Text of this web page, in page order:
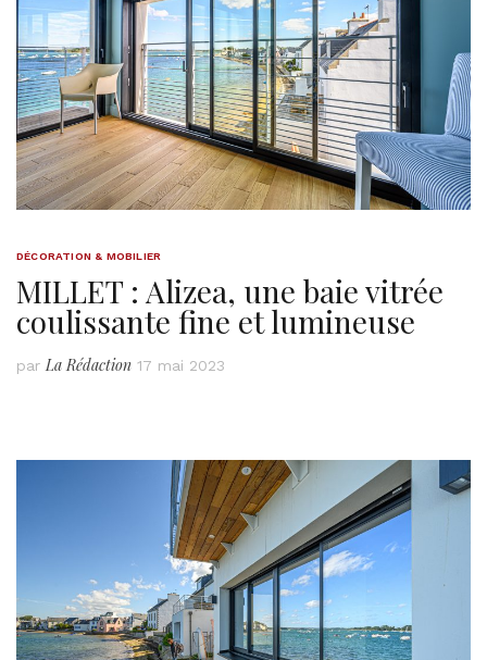
DÉCORATION & MOBILIER
MILLET : Alizea, une baie vitrée
coulissante fine et lumineuse
parLa Rédaction 17 mai 2023